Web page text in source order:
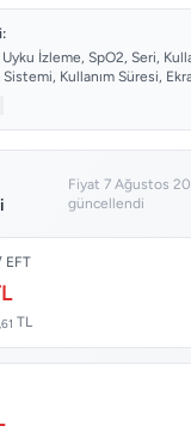
Uyku İzleme, SpO2, Seri,
Kullanım Süresi,
Fiyat 7 Ağustos
güncellendi
EFT
,61 TL